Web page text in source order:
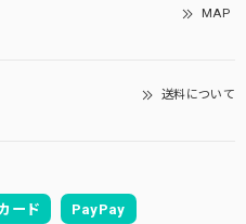
MAP
送料について
ード PayPay